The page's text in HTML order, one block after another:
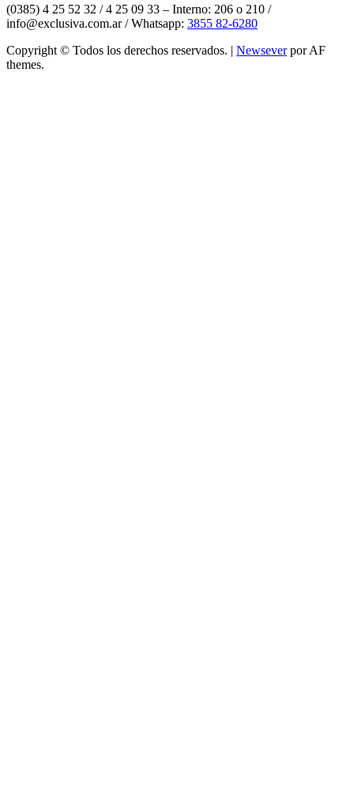
(0385) 4 25 52 32 / 4 25 09 33 – Interno: 206 o 210 /
info@exclusiva.com.ar / Whatsapp: 3855 82-6280
Copyright © Todos los derechos reservados. | Newseverpor AF
themes.